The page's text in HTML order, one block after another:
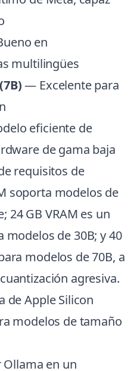
en
multilingües
— Excelente para
eficiente de
de gama baja
requisitos de
soporta modelos de
24 GB VRAM es un
de 30B; y 40
modelos de 70B, a
agresiva.
de Apple Silicon
modelos de tamaño
Ollama en un